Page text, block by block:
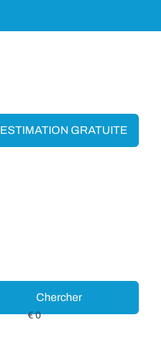
ESTIMATION GRATUITE
Chercher